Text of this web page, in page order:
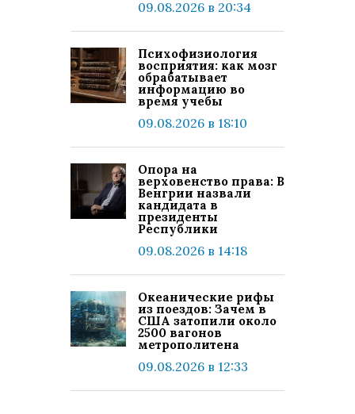
09.08.2026 в 20:34
Психофизиология
восприятия: как мозг
обрабатывает
информацию во
время учебы
09.08.2026 в 18:10
Опора на
верховенство права: В
Венгрии назвали
кандидата в
президенты
Республики
09.08.2026 в 14:18
Океанические рифы
из поездов: Зачем в
США затопили около
2500 вагонов
метрополитена
09.08.2026 в 12:33